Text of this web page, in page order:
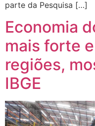
parte da Pesquisa […]
Economia
mais forte
regiões,
IBGE